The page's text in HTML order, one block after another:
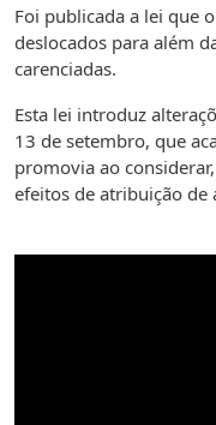
Foi publicada a lei que
deslocados para além
carenciadas.
Esta lei introduz
13 de setembro, que
promovia ao
efeitos de atribuição de